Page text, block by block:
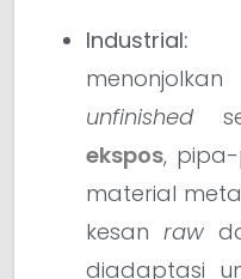
Industrial:
unfinished
ekspos,
material
kesan raw
diadaptasi